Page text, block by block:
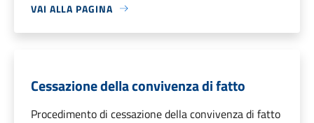
VAI ALLA PAGINA
Cessazione della convivenza di fatto
Procedimento di cessazione della convivenza di fatto